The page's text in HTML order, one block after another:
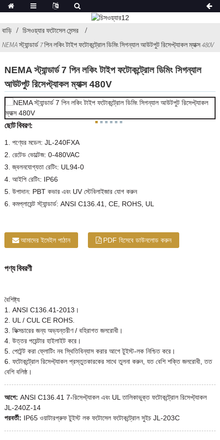
বাড়ি
চিসওয়্যার ফটোসেল সেন্সর
NEMA স্ট্যান্ডার্ড 7 পিন লকিং টাইপ ফটোকন্ট্রোল ডিমিং সিগন্যাল আউটপুট রিসেপ্ট্যাকল ম্যাক্স 480V
NEMA স্ট্যান্ডার্ড 7 পিন লকিং টাইপ ফটোকন্ট্রোল ডিমিং সিগন্যাল
আউটপুট রিসেপ্ট্যাকল ম্যাক্স 480V
ছোট বিবরণ:
1. পণ্যের মডেল: JL-240FXA
2. রেটেড ভোল্টেজ: 0-480VAC
3. জ্বলনযোগ্যতা রেটিং: UL94-0
4. আইপি রেটিং: IP66
5. উপাদান: PBT কভার এবং UV স্টেবিলাইজার যোগ করুন
6. কমপ্লায়েন্ট স্ট্যান্ডার্ড: ANSI C136.41, CE, ROHS, UL
আমাদের ইমেইল পাঠান PDF হিসেবে ডাউনলোড করুন
পণ্য বিবরণী
বৈশিষ্ট্য
1. ANSI C136.41-2013।
2. UL / CUL CE ROHS.
3. ফিক্সচারের জন্য অভ্যন্তরীণ / বহিরাগত জলরোধী।
4. উত্তর পয়েন্টার হাইলাইট করে।
5. পেটেন্ট করা ফ্লোটিং নব স্থিতিবিন্যাস করার আগে টুইস্ট-লক নিশ্চিত করে।
6. ফটোকন্ট্রোল রিসেপ্ট্যাকল প্রস্তুতকারকের সাথে তুলনা করুন, যত বেশি শক্তি জলরোধী, তত
বেশি বলিষ্ঠ।
আগে: ANSI C136.41 7-রিসেপ্ট্যাকল এবং UL তালিকাভুক্ত ফটোকন্ট্রোল রিসেপ্ট্যাকল
JL-240Z-14
পরবর্তী: IP65 ওয়াটারপ্রুফ টুইস্ট লক ফটোসেল ফটোকন্ট্রোল সুইচ JL-203C